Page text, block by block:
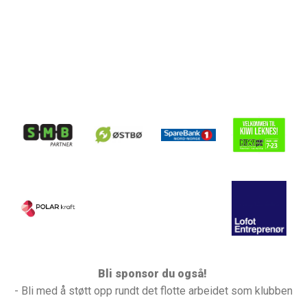
Bli sponsor du også!
- Bli med å støtt opp rundt det flotte arbeidet som klubben